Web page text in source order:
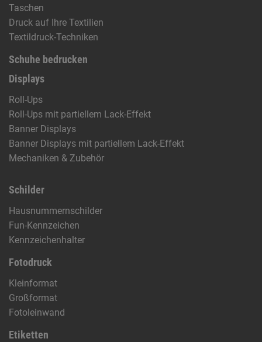
Taschen
Druck auf Ihre Textilien
Textildruck-Techniken
Schuhe bedrucken
Displays
Roll-Ups
Roll-Ups mit partiellem Lack-Effekt
Banner Displays
Banner Displays mit partiellem Lack-Effekt
Mechaniken & Zubehör
Schilder
Hausnummernschilder
Fun-Kennzeichen
Kennzeichenhalter
Fotodruck
Kleinformat
Großformat
Fotoleinwand
Etiketten